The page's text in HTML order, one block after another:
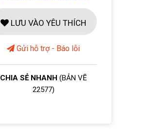
LƯU VÀO YÊU THÍCH
Gửi hỗ trợ - Báo lỗi
CHIA SẺ NHANH (BẢN VẼ
22577)